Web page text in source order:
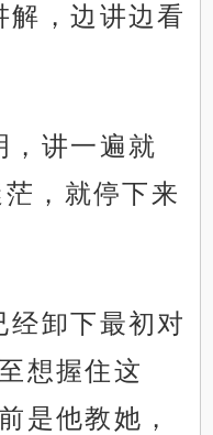
解，边讲边看
，讲一遍就
，就停下来
经卸下最初对
想握住这
是他教她，